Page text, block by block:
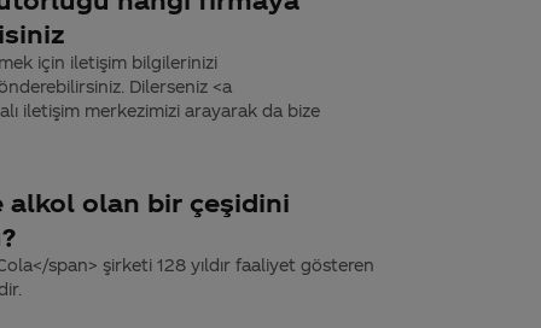
için iletişim bilgilerinizi
Dilerseniz <a
iletişim merkezimizi arayarak da bize
alkol olan bir çeşidini
span> şirketi 128 yıldır faaliyet gösteren